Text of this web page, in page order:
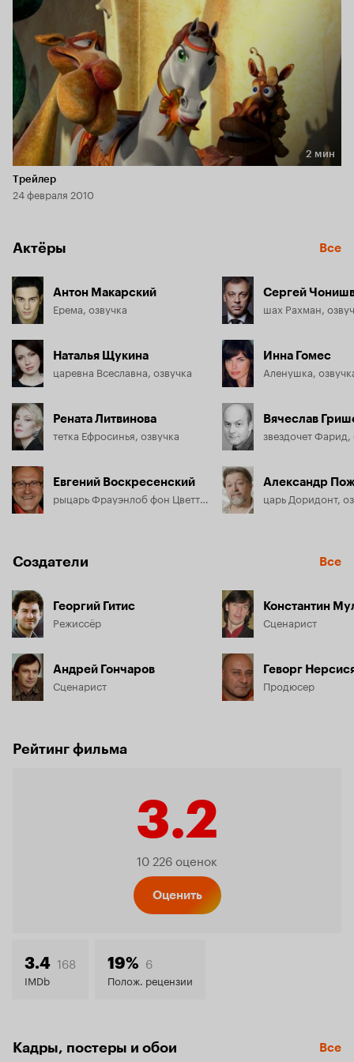
Длительность 2 мин
2 мин
Трейлер
24 февраля 2010
Актёры Все
Антон Макарский
Ерема, озвучка
Наталья Щукина
царевна Всеславна, озвучка
Рената Литвинова
тетка Ефросинья, озвучка
Евгений Воскресенский
Сергей
шах Рахман,
Инна Гомес
Аленушка,
Вячеслав
звездочет Фарид,
Александр
царь Доридонт,
Создатели Все
Георгий Гитис
Режиссёр
Андрей Гончаров
Сценарист
Константин
Сценарист
Геворг
Продюсер
Рейтинг фильма
3.2
Рейтинг
3.2
10 226 оценок
Оценить
3.4 168
IMDb
19% 6
Полож. рецензии
Кадры, постеры и обои Все